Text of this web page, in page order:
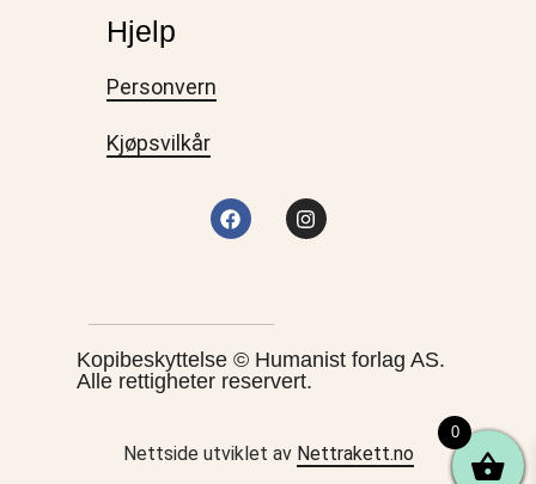
Hjelp
Personvern
Kjøpsvilkår
Kopibeskyttelse © Humanist forlag AS.
Alle rettigheter reservert.
Nettside utviklet av Nettrakett.no
0